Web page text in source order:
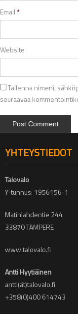
Email *
Website
Tallenna nimeni,
seuraavaa
YHTEYSTIEDOT
Talovalo
Y-tunnus: 1956156-1
Matinlahdentie 244
33870 TAMPERE
www.talovalo.fi
Antti Hyytiäinen
antti(ät)talovalo.fi
+358(0)400 614743